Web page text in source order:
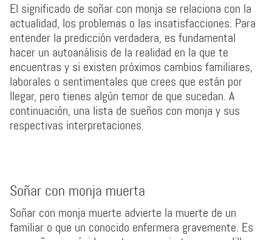
El significado de soñar con monja se relaciona con la
actualidad, los problemas o las insatisfacciones. Para
entender la predicción verdadera, es fundamental
hacer un autoanálisis de la realidad en la que te
encuentras y si existen próximos cambios familiares,
laborales o sentimentales que crees que están por
llegar, pero tienes algún temor de que sucedan. A
continuación, una lista de sueños con monja y sus
respectivas interpretaciones.
Soñar con monja muerta
Soñar con monja muerte advierte la muerte de un
familiar o que un conocido enfermera gravemente. Es